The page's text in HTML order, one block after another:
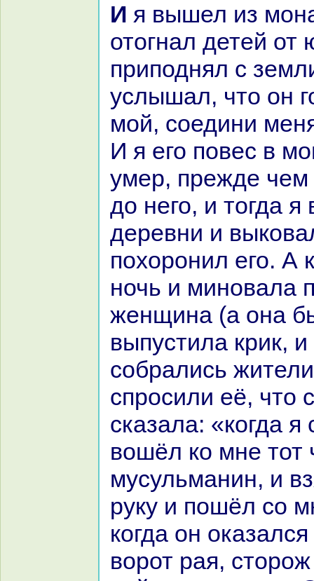
И я вышел из монaстыря, и
отогнaл детей
приподнял с
услышал, что он
мой, соедини
И я его повес в
умер, прежде
до него, и тогда я
деревни и
похоронил его. А
ночь и миновала
женщинa (а онa
выпустила крик,
собpaлись
спросили её, что
сказала: «кoгда я
вошёл кo мне тот
мусульманин, и
руку и пошёл со
кoгда он
ворот paя,